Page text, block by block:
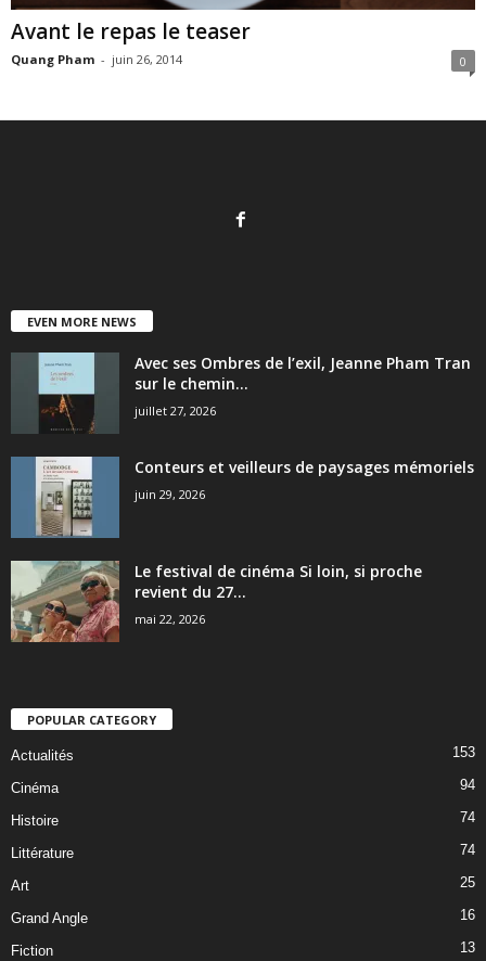
Avant le repas le teaser
Quang Pham - juin 26, 2014 0
EVEN MORE NEWS
Avec ses Ombres de l’exil, Jeanne Pham Tran
sur le chemin...
juillet 27, 2026
Conteurs et veilleurs de paysages mémoriels
juin 29, 2026
Le festival de cinéma Si loin, si proche
revient du 27...
mai 22, 2026
POPULAR CATEGORY
Actualités 153
Cinéma 94
Histoire 74
Littérature 74
Art 25
Grand Angle 16
Fiction 13